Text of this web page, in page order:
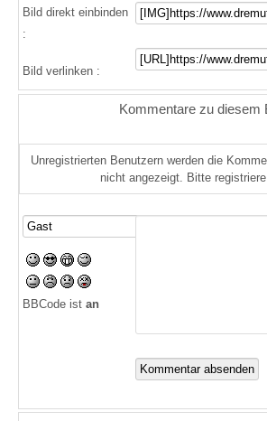
Bild direkt einbinden
:
Bild verlinken :
Kommentare zu diesem
Unregistrierten Benutzern werden die
nicht angezeigt. Bitte
BBCode ist an